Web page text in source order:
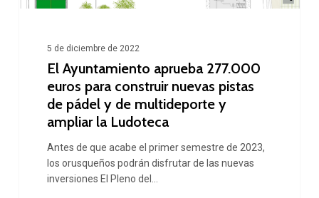
construir
pistas
pádel
multideporte
5 de diciembre de 2022
El Ayuntamiento aprueba 277.000
euros para construir nuevas pistas
de pádel y de multideporte y
ampliar la Ludoteca
Antes de que acabe el primer semestre de 2023,
los orusqueños podrán disfrutar de las nuevas
inversiones El Pleno del…